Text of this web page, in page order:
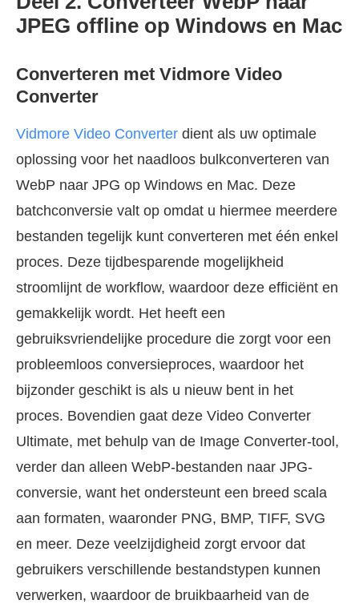
JPEG offline op Windows en Mac
Converteren met Vidmore Video
Converter
Vidmore Video Converter dient als uw optimale
oplossing voor het naadloos bulkconverteren van
WebP naar JPG op Windows en Mac. Deze
batchconversie valt op omdat u hiermee meerdere
bestanden tegelijk kunt converteren met één enkel
proces. Deze tijdbesparende mogelijkheid
stroomlijnt de workflow, waardoor deze efficiënt en
gemakkelijk wordt. Het heeft een
gebruiksvriendelijke procedure die zorgt voor een
probleemloos conversieproces, waardoor het
bijzonder geschikt is als u nieuw bent in het
proces. Bovendien gaat deze Video Converter
Ultimate, met behulp van de Image Converter-tool,
verder dan alleen WebP-bestanden naar JPG-
conversie, want het ondersteunt een breed scala
aan formaten, waaronder PNG, BMP, TIFF, SVG
en meer. Deze veelzijdigheid zorgt ervoor dat
gebruikers verschillende bestandstypen kunnen
verwerken, waardoor de bruikbaarheid van de